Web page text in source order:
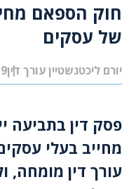
חוק הספאם
של עסקים
יורם ליכטנשטיין עורך דין
פסק דין בתביעה
מחייב בעלי
עורך דין מומחה,